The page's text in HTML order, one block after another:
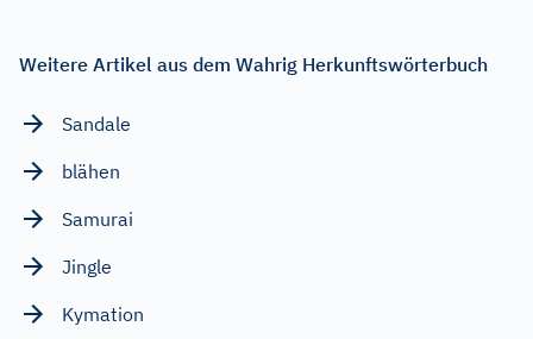
Weitere Artikel aus dem Wahrig Herkunftswörterbuch
Sandale
blähen
Samurai
Jingle
Kymation